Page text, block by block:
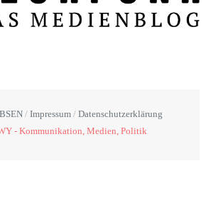
Impressum
Datenschutzerklärung
- Kommunikation, Medien, Politik